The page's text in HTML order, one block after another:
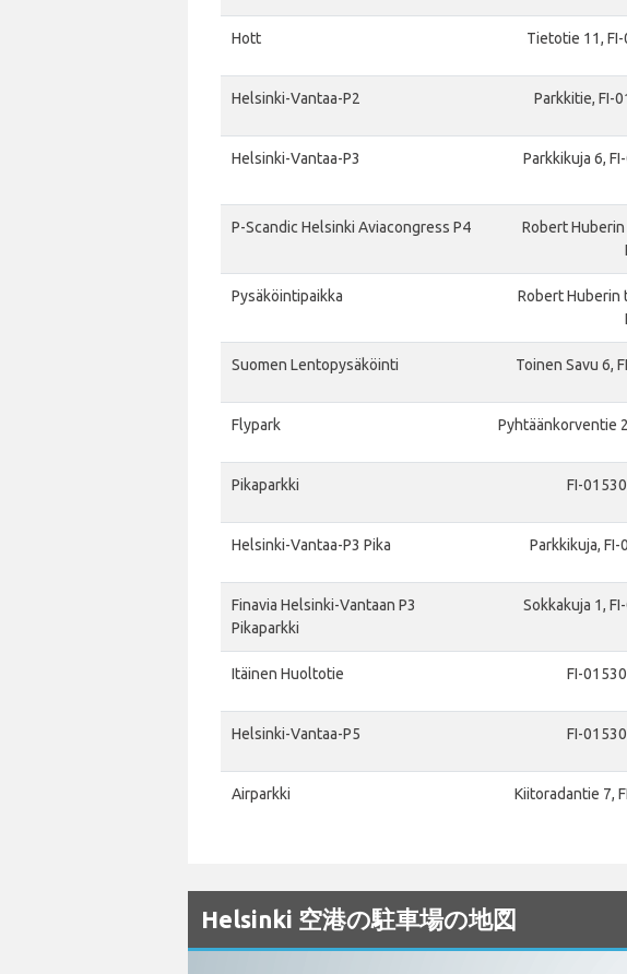
Hott Tietotie 11,
Helsinki-Vantaa-P2 Parkkitie, FI-
Helsinki-Vantaa-P3 Parkkikuja 6,
P-Scandic Helsinki Aviacongress P4
Robert
Pysäköintipaikka
Robert Huberin
Suomen Lentopysäköinti Toinen Savu 6,
Flypark Pyhtäänkorventie
Pikaparkki FI-
Helsinki-Vantaa-P3 Pika Parkkikuja, FI-
Finavia Helsinki-Vantaan P3
Pikaparkki
Sokkakuja 1,
Itäinen Huoltotie FI-
Helsinki-Vantaa-P5 FI-
Airparkki Kiitoradantie 7,
Helsinki 空港の駐車場の地図